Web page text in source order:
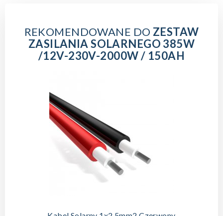
REKOMENDOWANE DO ZESTAW
ZASILANIA SOLARNEGO 385W
/12V-230V-2000W / 150AH